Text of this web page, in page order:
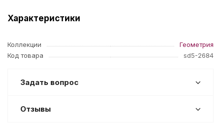
Характеристики
Коллекции
Геометрия
Код товара
sd5-2684
Задать вопрос
Отзывы